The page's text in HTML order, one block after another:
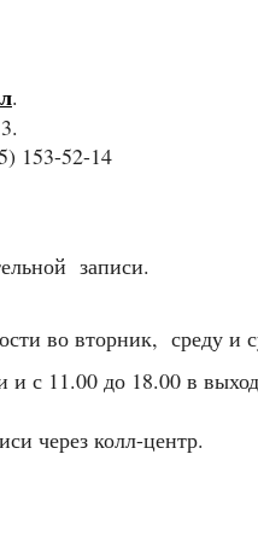
.
153-52-14
записи.
во вторник, среду и
с 11.00 до 18.00 в
через колл-центр.